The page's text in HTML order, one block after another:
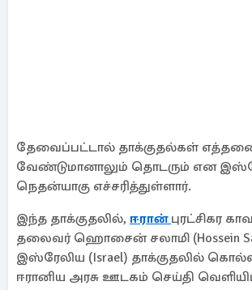
தேவைப்பட்டால் தாக்குதல்கள்
வேண்டுமானாலும் தொடரும் என
நெதன்யாகு எச்சரித்துள்ளார்.
இந்த தாக்குதலில், ஈரான் புரட்சிகர
தலைவர் ஹொசைன் சலாமி (Hossein
இஸ்ரேலிய (Israel) தாக்குதலில்
ஈரானிய அரசு ஊடகம் செய்தி